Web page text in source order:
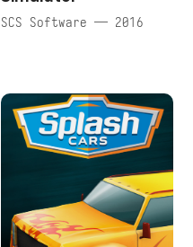
SCS Software — 2016